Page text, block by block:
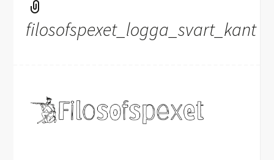
filosofspexet_logga_svart_kant